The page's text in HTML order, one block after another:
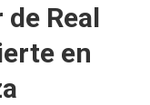
Real
en